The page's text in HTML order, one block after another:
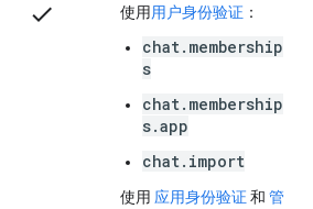
check 使用 用户身份验证 ：
chat.membership
s
chat.membership
s.app
chat.import
使用 应用身份验证 和 管